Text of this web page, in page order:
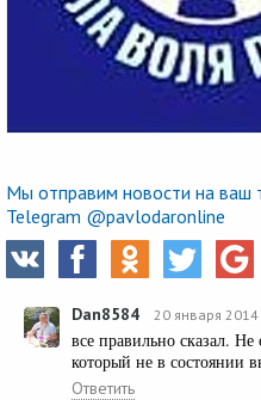
Мы отправим новости на ваш
Telegram @pavlodaronline
Dan8584 20 января
все правильно сказал.
который не в состоянии
Ответить